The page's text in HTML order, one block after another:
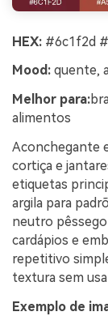
HEX: #6c1f2d
Mood: quente,
Melhor para:
alimentos
Aconchegante
cortiça e
etiquetas
argila para
neutro
cardápios e
repetitivo
textura sem
Exemplo de